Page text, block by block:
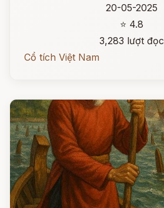
20-05-2025
⭐ 4.8
3,283 lượt đọc
Cổ tích Việt Nam